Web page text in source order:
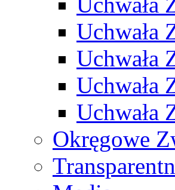
Uchwała
Uchwała
Uchwała
Uchwała
Okręgowe